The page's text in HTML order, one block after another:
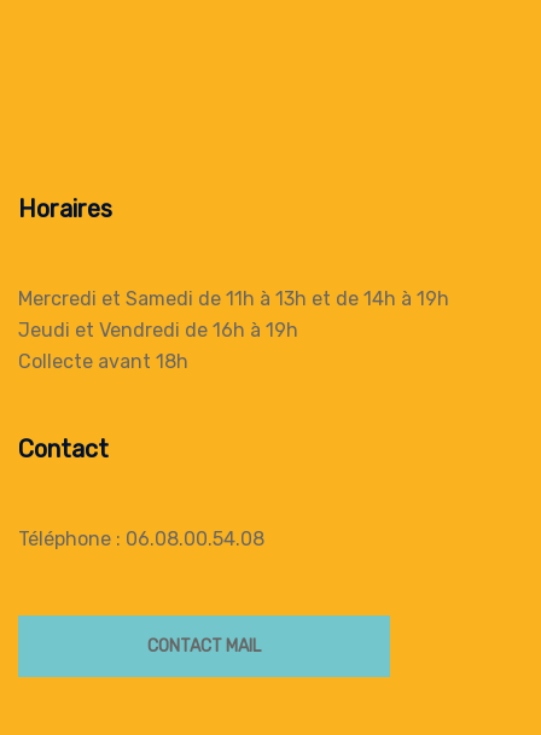
Horaires
Mercredi et Samedi de 11h à 13h et de 14h à 19h
Jeudi et Vendredi de 16h à 19h
Collecte avant 18h
Contact
Téléphone : 06.08.00.54.08
CONTACT MAIL